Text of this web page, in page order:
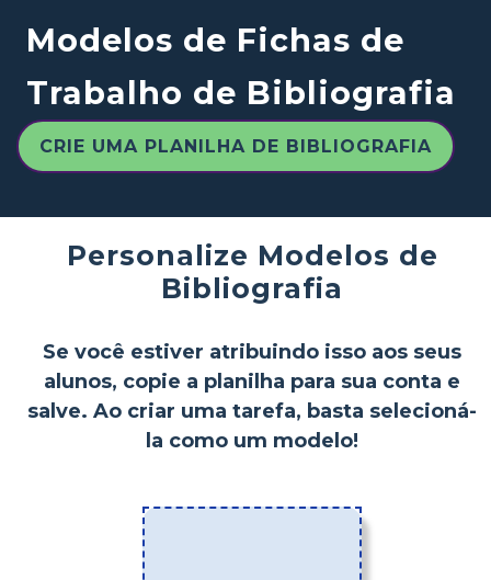
Modelos de Fichas de
Trabalho de Bibliografia
CRIE UMA PLANILHA DE BIBLIOGRAFIA
Personalize Modelos de
Bibliografia
Se você estiver atribuindo isso aos seus
alunos, copie a planilha para sua conta e
salve. Ao criar uma tarefa, basta selecioná-
la como um modelo!